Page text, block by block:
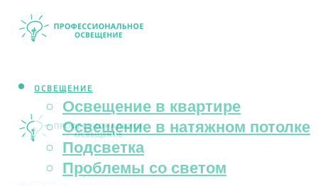
ОСВЕЩЕНИЕ
Освещение в квартире
Освещение в натяжном потолке
Подсветка
Проблемы со светом